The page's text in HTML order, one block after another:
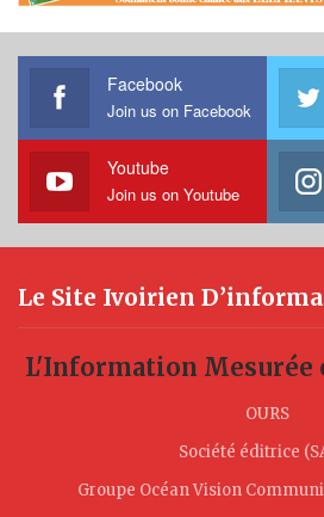
Facebook
Join us on Facebook
Youtube
Join us on Youtube
Le Site Ivoirien
L'Information Mesurée
OURS
Société éditrice
Groupe Océan Vision